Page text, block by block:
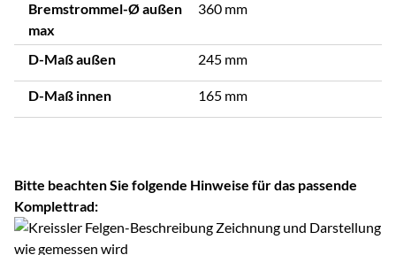
Bremstrommel-Ø außen
max
360 mm
D-Maß außen 245 mm
D-Maß innen 165 mm
Bitte beachten Sie folgende Hinweise für das passende
Komplettrad: